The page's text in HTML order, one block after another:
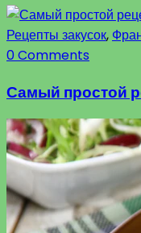
Рецепты закусок,
0 Comments
Самый простой